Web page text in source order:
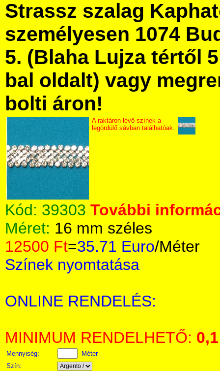
Strassz szalag
személyesen 1074
5. (Blaha Lujza tértől
bal oldalt) vagy
bolti áron!
A raktáron lévő színek a
legördülő sávban találhatóak.
Kód: 39303 További
Méret: 16 mm széles
12500 Ft=35.71 Euro/Méter
Színek nyomtatása
ONLINE RENDELÉS:
MINIMUM RENDELHETŐ: 0,1
Mennyiség:
Méter
Szín: